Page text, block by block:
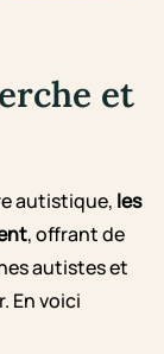
et
autistique, les
, offrant de
autistes et
En voici